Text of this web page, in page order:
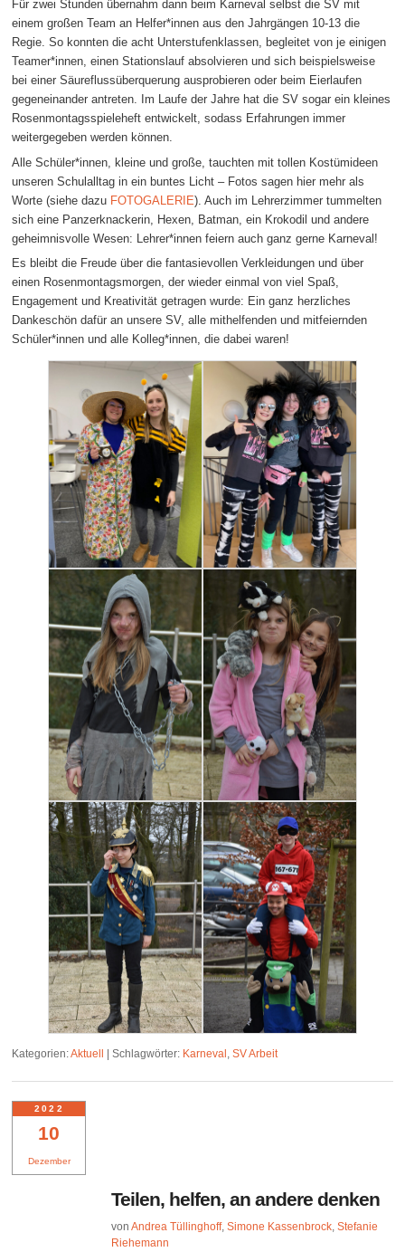
Für zwei Stunden übernahm dann beim Karneval selbst die SV mit
einem großen Team an Helfer*innen aus den Jahrgängen 10-13 die
Regie. So konnten die acht Unterstufenklassen, begleitet von je einigen
Teamer*innen, einen Stationslauf absolvieren und sich beispielsweise
bei einer Säureflussüberquerung ausprobieren oder beim Eierlaufen
gegeneinander antreten. Im Laufe der Jahre hat die SV sogar ein kleines
Rosenmontagsspieleheft entwickelt, sodass Erfahrungen immer
weitergegeben werden können.
Alle Schüler*innen, kleine und große, tauchten mit tollen Kostümideen
unseren Schulalltag in ein buntes Licht – Fotos sagen hier mehr als
Worte (siehe dazu FOTOGALERIE). Auch im Lehrerzimmer tummelten
sich eine Panzerknackerin, Hexen, Batman, ein Krokodil und andere
geheimnisvolle Wesen: Lehrer*innen feiern auch ganz gerne Karneval!
Es bleibt die Freude über die fantasievollen Verkleidungen und über
einen Rosenmontagsmorgen, der wieder einmal von viel Spaß,
Engagement und Kreativität getragen wurde: Ein ganz herzliches
Dankeschön dafür an unsere SV, alle mithelfenden und mitfeiernden
Schüler*innen und alle Kolleg*innen, die dabei waren!
Kategorien:Aktuell |Schlagwörter: Karneval ,SV Arbeit
10
Dezember
2022
Teilen, helfen, an andere denken
vonAndrea Tüllinghoff,Simone Kassenbrock,Stefanie
Riehemann